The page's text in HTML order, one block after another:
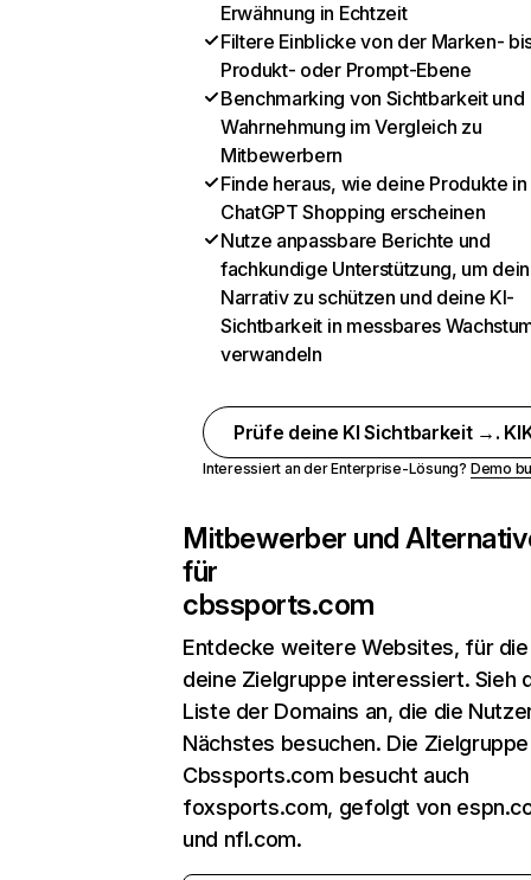
Erwähnung in Echtzeit
Filtere Einblicke von der Marken-
Produkt- oder Prompt-Ebene
Benchmarking von Sichtbarkeit und
Wahrnehmung im Vergleich zu
Mitbewerbern
Finde heraus, wie deine Produkte in
ChatGPT Shopping erscheinen
Nutze anpassbare Berichte und
fachkundige Unterstützung, um dein
Narrativ zu schützen und deine KI-
Sichtbarkeit in messbares
verwandeln
Prüfe deine KI Sichtbarkeit →.
Interessiert an der Enterprise-Lösung? Demo
Mitbewerber und
für
cbssports.com
Entdecke weitere Websites, für
deine Zielgruppe interessiert. Sieh
Liste der Domains an, die die
Nächstes besuchen. Die
Cbssports.com besucht auch
foxsports.com, gefolgt von
und nfl.com.